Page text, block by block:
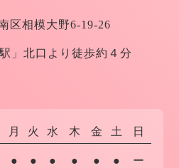
区相模大野6-19-26
」北口より徒歩約４分
月 火 水 木 金 土 日
● ● ● ● ● ● ー